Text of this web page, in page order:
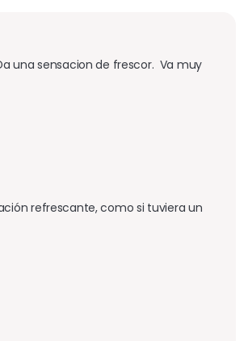
una sensacion de frescor.  Va muy
refrescante, como si tuviera un